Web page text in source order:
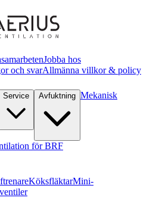
Jobba hos
och svarAllmänna villkor & policy
Service Avfuktning Mekanisk
för BRF
KöksfläktarMini-